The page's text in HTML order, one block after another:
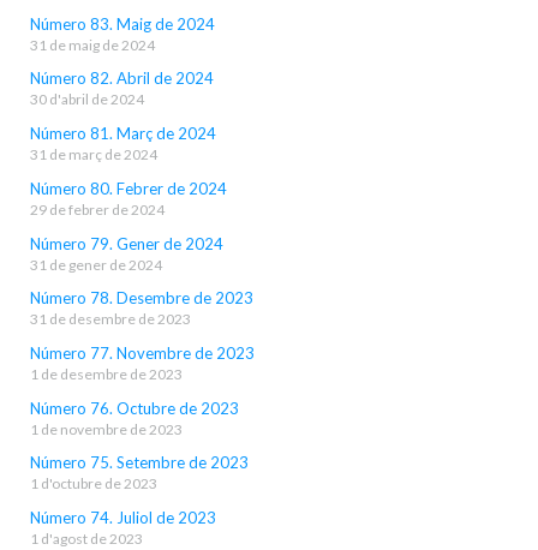
Número 83. Maig de 2024
31 de maig de 2024
Número 82. Abril de 2024
30 d'abril de 2024
Número 81. Març de 2024
31 de març de 2024
Número 80. Febrer de 2024
29 de febrer de 2024
Número 79. Gener de 2024
31 de gener de 2024
Número 78. Desembre de 2023
31 de desembre de 2023
Número 77. Novembre de 2023
1 de desembre de 2023
Número 76. Octubre de 2023
1 de novembre de 2023
Número 75. Setembre de 2023
1 d'octubre de 2023
Número 74. Juliol de 2023
1 d'agost de 2023